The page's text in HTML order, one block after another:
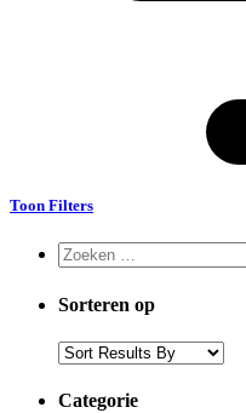
Toon Filters
Sorteren op
Categorie